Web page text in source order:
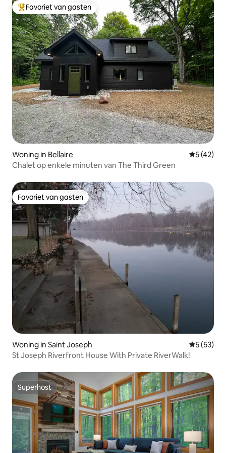
Topfavoriet van gasten
Favoriet van gasten
Woning in Bellaire
5 (42)
Chalet op enkele minuten van The Third Green
Favoriet van gasten
Favoriet van gasten
Woning in Saint Joseph
5 (53)
St Joseph Riverfront House With Private RiverWalk!
Superhost
Superhost